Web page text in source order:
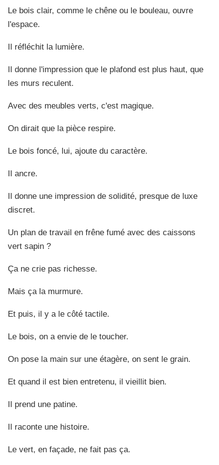
Le bois clair, comme le chêne ou le bouleau, ouvre
l'espace.
Il réfléchit la lumière.
Il donne l'impression que le plafond est plus haut, que
les murs reculent.
Avec des meubles verts, c'est magique.
On dirait que la pièce respire.
Le bois foncé, lui, ajoute du caractère.
Il ancre.
Il donne une impression de solidité, presque de luxe
discret.
Un plan de travail en frêne fumé avec des caissons
vert sapin ?
Ça ne crie pas richesse.
Mais ça la murmure.
Et puis, il y a le côté tactile.
Le bois, on a envie de le toucher.
On pose la main sur une étagère, on sent le grain.
Et quand il est bien entretenu, il vieillit bien.
Il prend une patine.
Il raconte une histoire.
Le vert, en façade, ne fait pas ça.